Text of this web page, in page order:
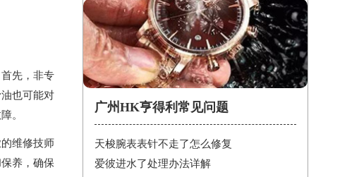
先，非专
也可能对
。
维修技师
养，确保
广州HK亨得利常见问题
天梭腕表表针不走了怎么修复
爱彼进水了处理办法详解